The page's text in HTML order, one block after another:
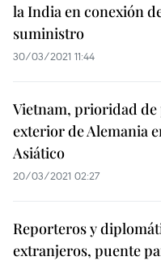
la India en conexión
suministro
30/03/2021 11:44
Vietnam, prioridad
exterior de Alemania
Asiático
20/03/2021 02:27
Reporteros y
extranjeros, puente